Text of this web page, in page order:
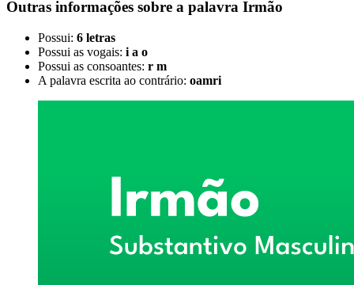
Outras informações sobre a palavra Irmão
Possui: 6 letras
Possui as vogais: i a o
Possui as consoantes: r m
A palavra escrita ao contrário: oamri